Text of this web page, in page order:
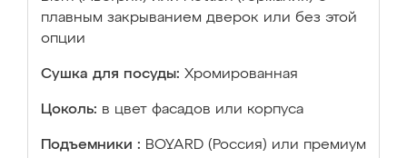
плавным закрыванием дверок или без этой
опции
Сушка для посуды: Хромированная
Цоколь: в цвет фасадов или корпуса
Подъемники : BOYARD (Россия) или премиум